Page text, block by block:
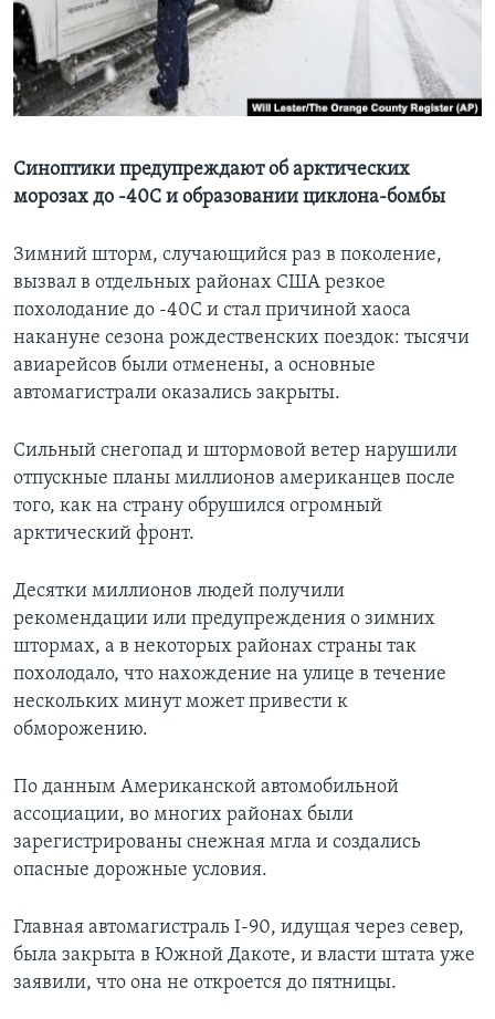
Learning English
СОЦИАЛЬНЫЕ СЕТИ
Языки
Синоптики предупреждают об арктических
морозах до -40С и образовании циклона-бомбы
Зимний шторм, случающийся раз в поколение,
вызвал в отдельных районах США резкое
похолодание до -40C и стал причиной хаоса
накануне сезона рождественских поездок: тысячи
авиарейсов были отменены, а основные
автомагистрали оказались закрыты.
Сильный снегопад и штормовой ветер нарушили
отпускные планы миллионов американцев после
того, как на страну обрушился огромный
арктический фронт.
Десятки миллионов людей получили
рекомендации или предупреждения о зимних
штормах, а в некоторых районах страны так
похолодало, что нахождение на улице в течение
нескольких минут может привести к
обморожению.
По данным Американской автомобильной
ассоциации, во многих районах были
зарегистрированы снежная мгла и создались
опасные дорожные условия.
Главная автомагистраль I-90, идущая через север,
была закрыта в Южной Дакоте, и власти штата уже
заявили, что она не откроется до пятницы.